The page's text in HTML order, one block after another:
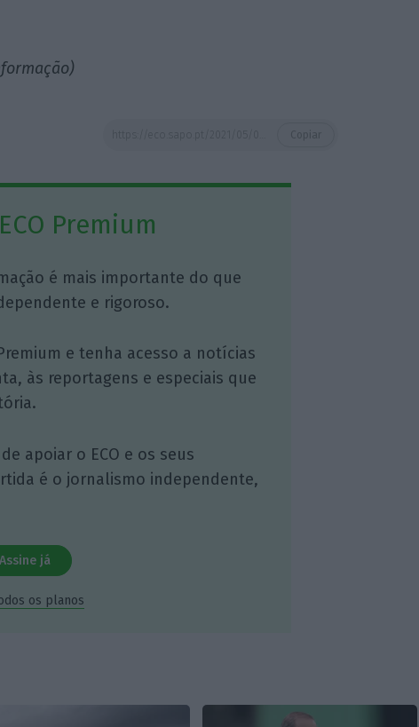
Premium
é mais importante do que
e rigoroso.
e tenha acesso a notícias
às reportagens e especiais que
apoiar o ECO e os seus
é o jornalismo independente,
Assine já
os planos